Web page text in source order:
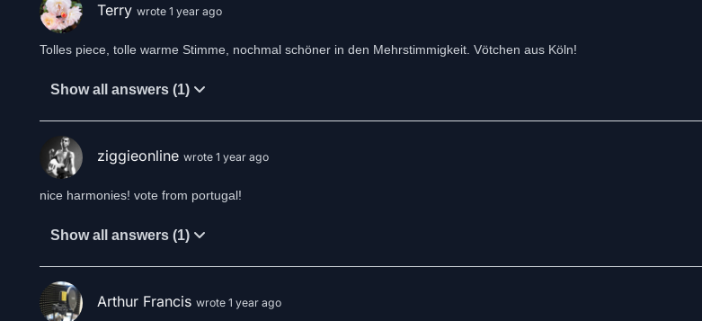
Terry wrote 1 year ago
Tolles piece, tolle warme Stimme, nochmal schöner in den Mehrstimmigkeit. Vötchen aus Köln!
Show all answers (1)
ziggieonline wrote 1 year ago
nice harmonies! vote from portugal!
Show all answers (1)
Arthur Francis wrote 1 year ago